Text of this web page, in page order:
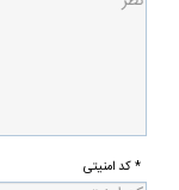
* کد امنیتی